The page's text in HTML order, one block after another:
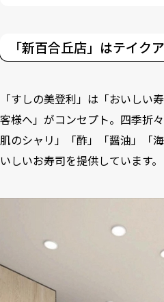
「新百合丘店」はテイ
「すしの美登利」は「おいしい
客様へ」がコンセプト。四季折
肌のシャリ」「酢」「醤油」「
いしいお寿司を提供しています。